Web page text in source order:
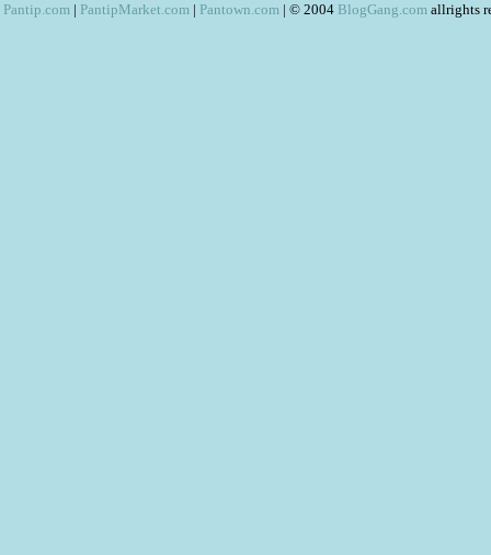
Pantip.com | PantipMarket.com | Pantown.com | © 2004 BlogGang.com allrights